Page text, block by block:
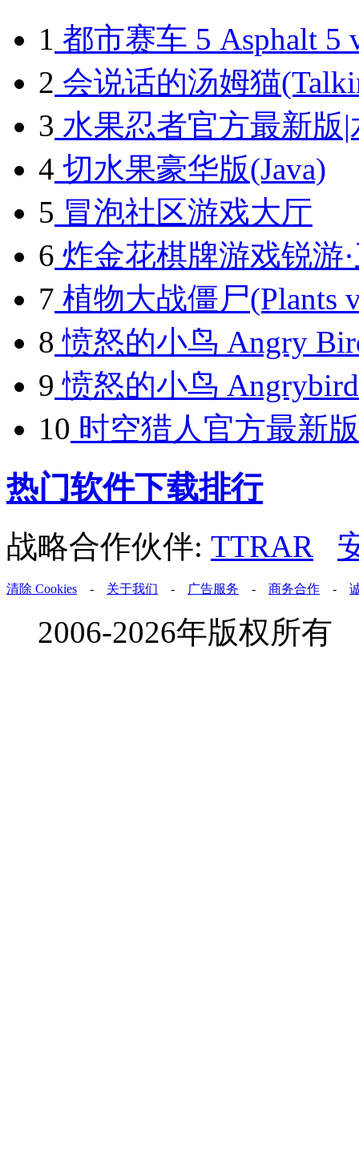
1 都市赛车 5 Asphalt 5
2 会说话的汤姆猫
3 水果忍者官方最新版
4 切水果豪华版(Java)
5 冒泡社区游戏大厅
6 炸金花棋牌游戏锐游
7 植物大战僵尸(Plants
8 愤怒的小鸟 Angry
9 愤怒的小鸟
10 时空猎人官方最新
热门软件下载排行
战略合作伙伴: TTRAR
清除 Cookies - 关于我们 - 广告服务 - 商务合作 -
2006-2026年版权所有